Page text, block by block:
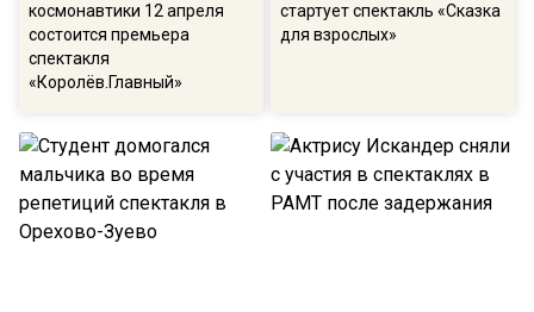
космонавтики 12 апреля
состоится премьера
спектакля
«Королёв.Главный»
стартует спектакль «Сказка
для взрослых»